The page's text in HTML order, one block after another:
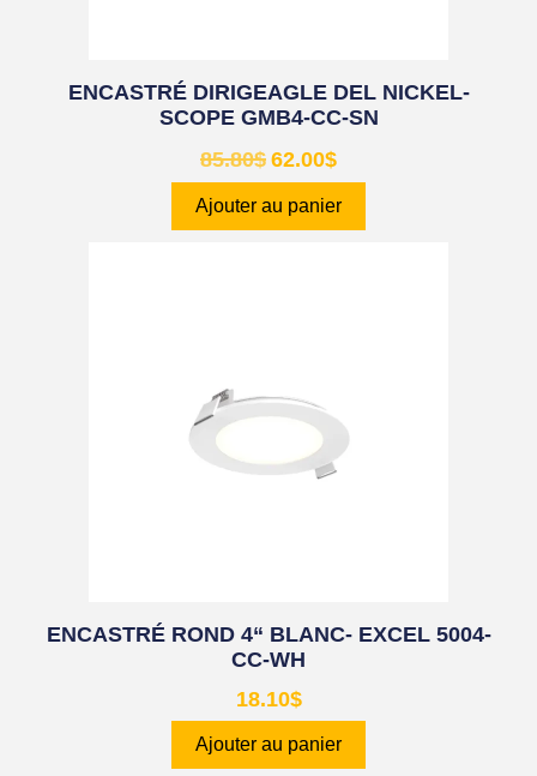
ENCASTRÉ DIRIGEAGLE DEL NICKEL-
SCOPE GMB4-CC-SN
85.80$ 62.00$
Ajouter au panier
ENCASTRÉ ROND 4“ BLANC- EXCEL 5004-
CC-WH
18.10$
Ajouter au panier